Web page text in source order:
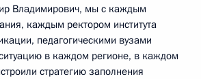
Владимирович, мы с каждым
каждым ректором института
педагогическими вузами
в каждом регионе, в каждом
стратегию заполнения